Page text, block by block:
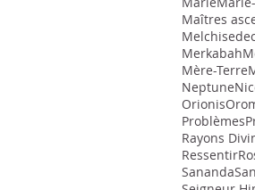
Maîtres
Merkabah
Mère-Terre
Neptune
Orionis
Problèmes
Rayons
Ressentir
Sananda